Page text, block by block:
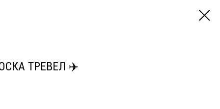
ТРЕВЕЛ ✈️